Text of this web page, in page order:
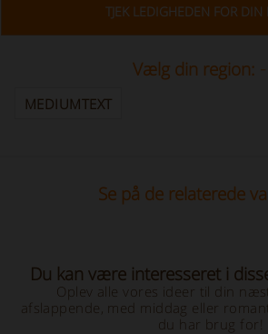
TJEK LEDIGHEDEN FOR DIN
Vælg din region:
MEDIUMTEXT
Se på de relaterede
Du kan være interesseret i
Oplev alle vores ideer til din
afslappende, med middag eller
du har brug for!